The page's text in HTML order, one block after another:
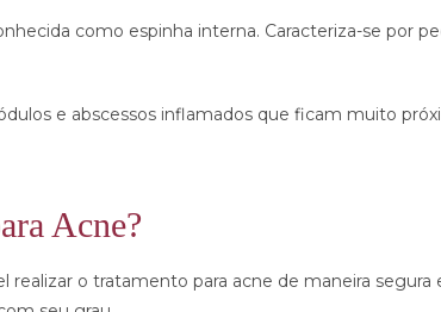
como espinha interna. Caracteriza-se por
e abscessos inflamados que ficam muito
Acne?
realizar o tratamento para acne de maneira